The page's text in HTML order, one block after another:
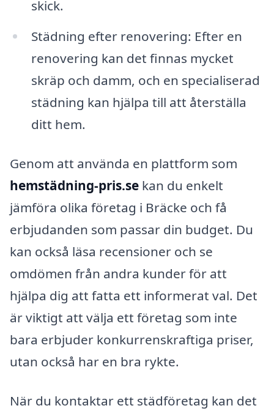
skick.
Städning efter renovering: Efter en
renovering kan det finnas mycket
skräp och damm, och en specialiserad
städning kan hjälpa till att återställa
ditt hem.
Genom att använda en plattform som
hemstädning-pris.se kan du enkelt
jämföra olika företag i Bräcke och få
erbjudanden som passar din budget. Du
kan också läsa recensioner och se
omdömen från andra kunder för att
hjälpa dig att fatta ett informerat val. Det
är viktigt att välja ett företag som inte
bara erbjuder konkurrenskraftiga priser,
utan också har en bra rykte.
När du kontaktar ett städföretag kan det